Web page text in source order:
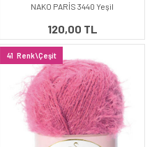
NAKO PARİS 3440 Yeşil
120,00 TL
41 Renk\Çeşit